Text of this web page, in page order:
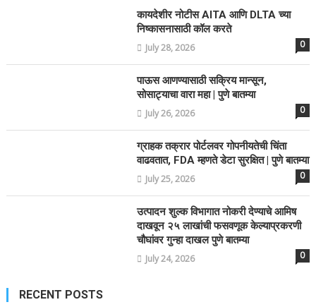
कायदेशीर नोटीस AITA आणि DLTA च्या
निष्कासनासाठी कॉल करते
July 28, 2026 0
पाऊस आणण्यासाठी सक्रिय मान्सून,
सोसाट्याचा वारा महा | पुणे बातम्या
July 26, 2026 0
ग्राहक तक्रार पोर्टलवर गोपनीयतेची चिंता
वाढवतात, FDA म्हणते डेटा सुरक्षित | पुणे बातम्या
July 25, 2026 0
उत्पादन शुल्क विभागात नोकरी देण्याचे आमिष
दाखवून २५ लाखांची फसवणूक केल्याप्रकरणी
चौघांवर गुन्हा दाखल पुणे बातम्या
July 24, 2026 0
RECENT POSTS